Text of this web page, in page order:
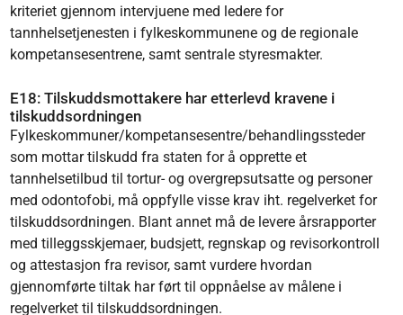
kriteriet gjennom intervjuene med ledere for
tannhelsetjenesten i fylkeskommunene og de regionale
kompetansesentrene, samt sentrale styresmakter.
E18: Tilskuddsmottakere har etterlevd kravene i
tilskuddsordningen
Fylkeskommuner/kompetansesentre/behandlingssteder
som mottar tilskudd fra staten for å opprette et
tannhelsetilbud til tortur- og overgrepsutsatte og personer
med odontofobi, må oppfylle visse krav iht. regelverket for
tilskuddsordningen. Blant annet må de levere årsrapporter
med tilleggsskjemaer, budsjett, regnskap og revisorkontroll
og attestasjon fra revisor, samt vurdere hvordan
gjennomførte tiltak har ført til oppnåelse av målene i
regelverket til tilskuddsordningen.